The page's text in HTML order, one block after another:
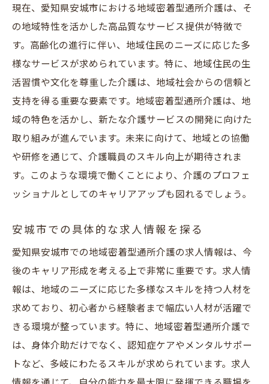
介護が地域社会にもたらすプラスの影響
心温まるエピソードが織りなす日常
コミュニティとのつながりを深める介護
未経験者でも安心地域密着型通所介護の働きや
すさ
未経験者歓迎の介護現場の実態
介護の基本スキルを学ぶ安心の環境
地域密着型通所介護での研修制度
OJTで安心して働ける職場
地域密着型通所介護の温かな職場文化
地域貢献を実現安城市の通所介護で働く意義
地域貢献を通じた自己成長
安城市の地域課題に取り組む介護
地域住民への貢献と感謝の気持ち
通所介護での地域活性化の取り組み
現在、愛知県安城市における地域密着型通所介護は、そ
の地域特性を活かした高品質なサービス提供が特徴で
す。高齢化の進行に伴い、地域住民のニーズに応じた多
様なサービスが求められています。特に、地域住民の生
活習慣や文化を尊重した介護は、地域社会からの信頼と
支持を得る重要な要素です。地域密着型通所介護は、地
域の特色を活かし、新たな介護サービスの開発に向けた
取り組みが進んでいます。未来に向けて、地域との協働
や研修を通じて、介護職員のスキル向上が期待されま
す。このような環境で働くことにより、介護のプロフェ
ッショナルとしてのキャリアアップも図れるでしょう。
安城市での具体的な求人情報を探る
愛知県安城市での地域密着型通所介護の求人情報は、今
後のキャリア形成を考える上で非常に重要です。求人情
報は、地域のニーズに応じた多様なスキルを持つ人材を
求めており、初心者から経験者まで幅広い人材が活躍で
きる環境が整っています。特に、地域密着型通所介護で
は、身体介助だけでなく、認知症ケアやメンタルサポー
トなど、多岐にわたるスキルが求められています。求人